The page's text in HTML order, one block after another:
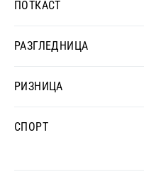
ПОТКАСТ
РАЗГЛЕДНИЦА
РИЗНИЦА
СПОРТ